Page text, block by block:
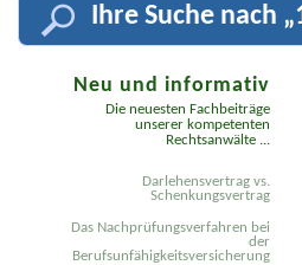
Ihre Suche nach „
Neu und informativ
Die neuesten Fachbeiträge
unserer kompetenten
Rechtsanwälte ...
Darlehensvertrag vs.
Schenkungsvertrag
Das Nachprüfungsverfahren bei
der
Berufsunfähigkeitsversicherung